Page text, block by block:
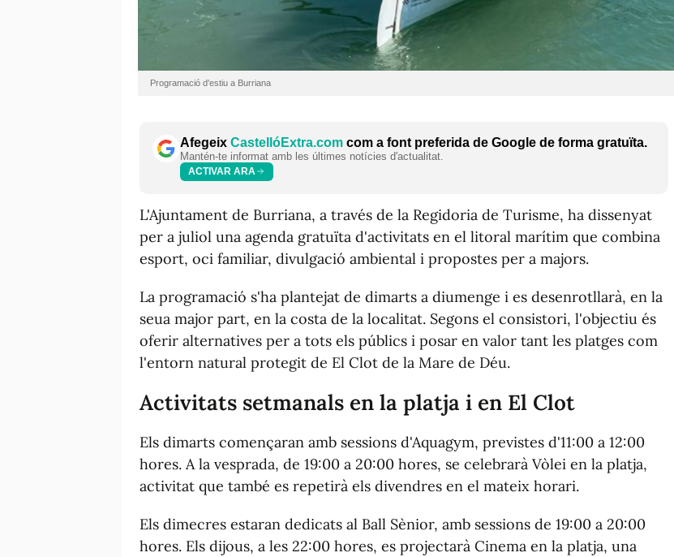
Programació d'estiu a Burriana
Afegeix CastellóExtra.com com a font preferida de Google de forma gratuïta.
Mantén-te informat amb les últimes notícies d'actualitat.
ACTIVAR ARA
L'Ajuntament de Burriana, a través de la Regidoria de Turisme, ha dissenyat
per a juliol una agenda gratuïta d'activitats en el litoral marítim que combina
esport, oci familiar, divulgació ambiental i propostes per a majors.
La programació s'ha plantejat de dimarts a diumenge i es desenrotllarà, en la
seua major part, en la costa de la localitat. Segons el consistori, l'objectiu és
oferir alternatives per a tots els públics i posar en valor tant les platges com
l'entorn natural protegit de El Clot de la Mare de Déu.
Activitats setmanals en la platja i en El Clot
Els dimarts començaran amb sessions d'Aquagym, previstes d'11:00 a 12:00
hores. A la vesprada, de 19:00 a 20:00 hores, se celebrarà Vòlei en la platja,
activitat que també es repetirà els divendres en el mateix horari.
Els dimecres estaran dedicats al Ball Sènior, amb sessions de 19:00 a 20:00
hores. Els dijous, a les 22:00 hores, es projectarà Cinema en la platja, una